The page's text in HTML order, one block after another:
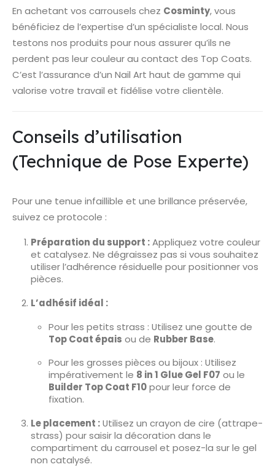
En achetant vos carrousels chez Cosminty, vous
bénéficiez de l’expertise d’un spécialiste local. Nous
testons nos produits pour nous assurer qu’ils ne
perdent pas leur couleur au contact des Top Coats.
C’est l’assurance d’un Nail Art haut de gamme qui
valorise votre travail et fidélise votre clientèle.
Conseils d’utilisation
(Technique de Pose Experte)
Pour une tenue infaillible et une brillance préservée,
suivez ce protocole :
Préparation du support :Appliquez votre couleur
et catalysez. Ne dégraissez pas si vous souhaitez
utiliser l’adhérence résiduelle pour positionner vos
pièces.
L’adhésif idéal :
Pour les petits strass : Utilisez une goutte de
Top Coat épais ou de Rubber Base.
Pour les grosses pièces ou bijoux : Utilisez
impérativement le 8 in 1 Glue Gel F07 ou le
Builder Top Coat F10pour leur force de
fixation.
Le placement :Utilisez un crayon de cire (attrape-
strass) pour saisir la décoration dans le
compartiment du carrousel et posez-la sur le gel
non catalysé.